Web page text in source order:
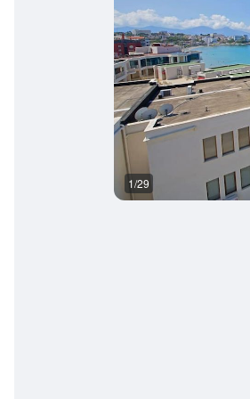
1/29